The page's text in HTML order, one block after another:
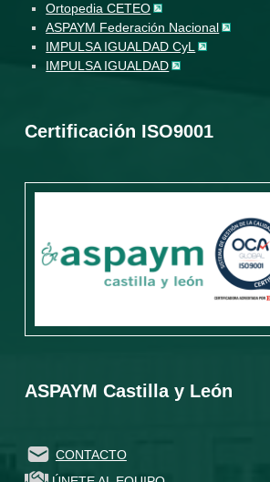
Ortopedia CETEO
ASPAYM Federación Nacional
IMPULSA IGUALDAD CyL
IMPULSA IGUALDAD
Certificación ISO9001
ASPAYM Castilla y León
CONTACTO